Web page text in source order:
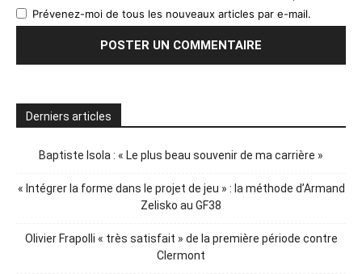
Prévenez-moi de tous les nouveaux articles par e-mail.
Derniers articles
Baptiste Isola : « Le plus beau souvenir de ma carrière »
« Intégrer la forme dans le projet de jeu » : la méthode d’Armand
Zelisko au GF38
Olivier Frapolli « très satisfait » de la première période contre
Clermont